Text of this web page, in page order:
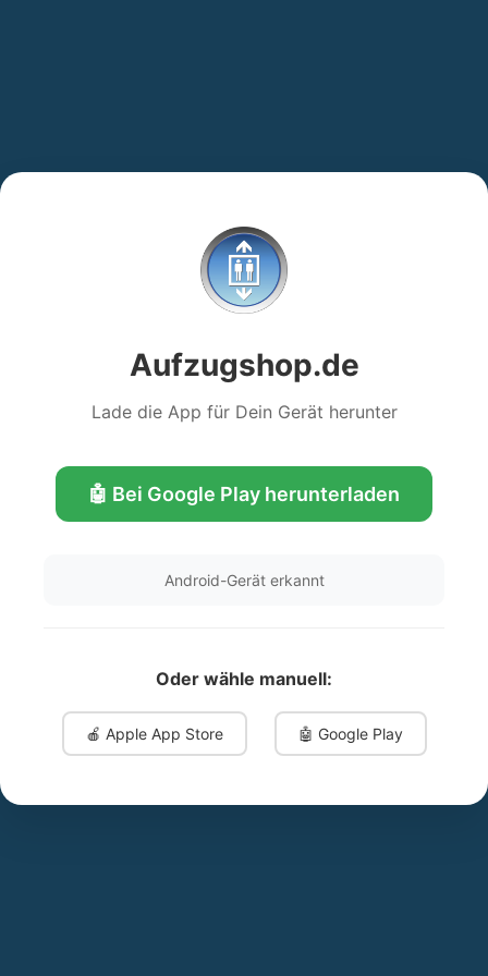
Aufzugshop.de
Lade die App für Dein Gerät herunter
🤖 Bei Google Play herunterladen
Android-Gerät erkannt
Oder wähle manuell:
🍎 Apple App Store 🤖 Google Play